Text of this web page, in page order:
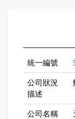
統一編號
公司狀況
描述
公司名稱